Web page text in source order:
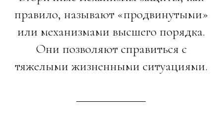
правило, называют «продвинутыми»
или механизмами высшего порядка.
Они позволяют справиться с
тяжелыми жизненными ситуациями.